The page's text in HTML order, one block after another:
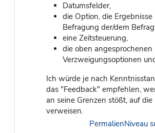
Datumsfelder,
die Option, die
Befragung der/dem
eine Zeitsteuerung,
die oben angesprochenen
Verzweigungsoptionen
Ich würde je nach
das "Feedback" empfehlen,
an seine Grenzen stößt, auf
verweisen.
PermalienNiveau